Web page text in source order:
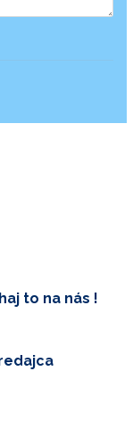
to na nás !